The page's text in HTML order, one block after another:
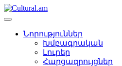
Նորություններ
Խմբագրական
Լուրեր
Հարցազրույցներ